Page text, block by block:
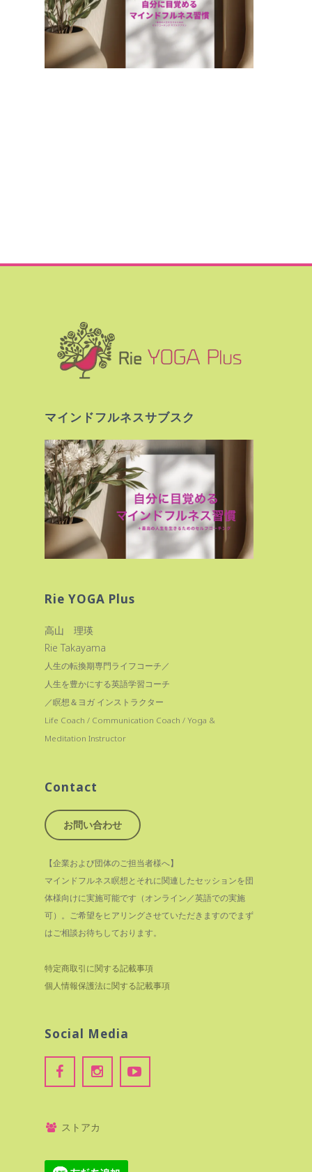
マインドフルネスサブスク
Rie YOGA Plus
高山 理瑛
Rie Takayama
人生の転換期専門ライフコーチ／
人生を豊かにする英語学習コーチ
／瞑想＆ヨガ インストラクター
Life Coach / Communication Coach / Yoga &
Meditation Instructor
Contact
お問い合わせ
【企業および団体のご担当者様へ】
マインドフルネス瞑想とそれに関連したセッションを団
体様向けに実施可能です（オンライン／英語での実施
可）。ご希望をヒアリングさせていただきますのでまず
はご相談お待ちしております。
特定商取引に関する記載事項
個人情報保護法に関する記載事項
Social Media
ストアカ